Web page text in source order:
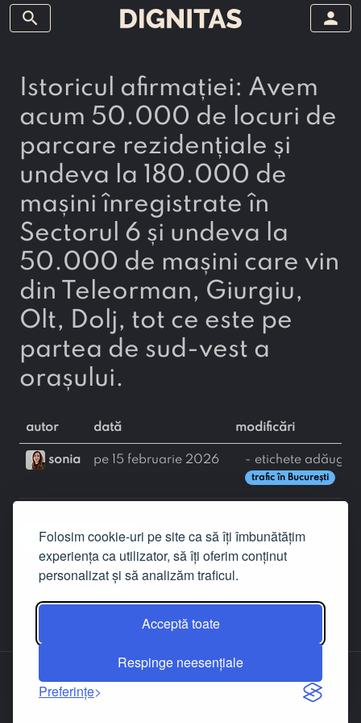
Folosim cookie-uri pe site ca să îți îmbunătățim
experiența ca utilizator, să îți oferim conținut
personalizat și să analizăm traficul.
Acceptă toate
Respinge neesențiale
Preferințe
search person
acum 50.000 de locuri de
parcare rezidențiale și
undeva la 180.000 de
mașini înregistrate în
Sectorul 6 și undeva la
50.000 de mașini care vin
din Teleorman, Giurgiu,
Olt, Dolj, tot ce este pe
partea de sud-vest a
orașului.
autor dată modificări
sonia pe 15 februarie 2026 - etichete
trafic în București
înapoi la afirmație
Despre noi Contact Facebook LinkedIn